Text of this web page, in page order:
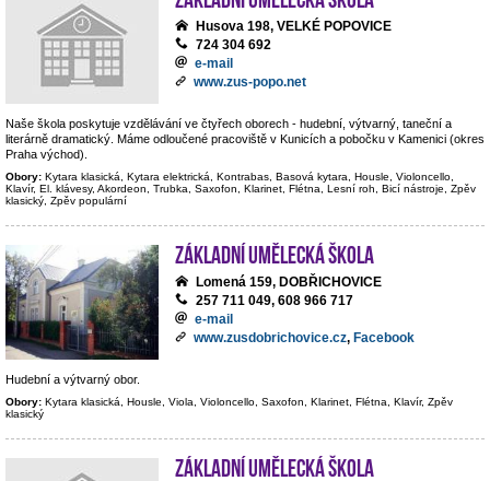
Husova 198, VELKÉ POPOVICE
724 304 692
e-mail
www.zus-popo.net
Naše škola poskytuje vzdělávání ve čtyřech oborech - hudební, výtvarný, taneční a
literárně dramatický. Máme odloučené pracoviště v Kunicích a pobočku v Kamenici (okres
Praha východ).
Obory: Kytara klasická, Kytara elektrická, Kontrabas, Basová kytara, Housle, Violoncello,
Klavír, El. klávesy, Akordeon, Trubka, Saxofon, Klarinet, Flétna, Lesní roh, Bicí nástroje, Zpěv
klasický, Zpěv populární
Základní umělecká škola
Lomená 159, DOBŘICHOVICE
257 711 049, 608 966 717
e-mail
www.zusdobrichovice.cz, Facebook
Hudební a výtvarný obor.
Obory: Kytara klasická, Housle, Viola, Violoncello, Saxofon, Klarinet, Flétna, Klavír, Zpěv
klasický
Základní umělecká škola